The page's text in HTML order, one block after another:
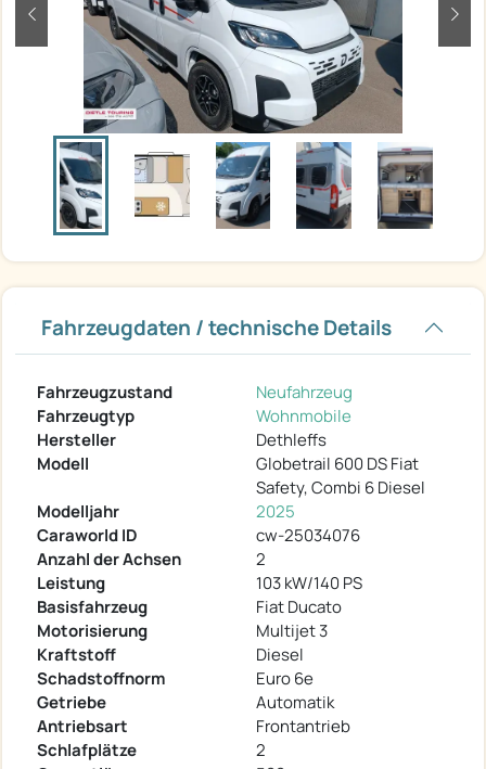
zurück
Fahrzeugdaten / technische Details
Fahrzeugzustand
Neufahrzeug
Fahrzeugtyp
Wohnmobile
Hersteller
Dethleffs
Modell
Globetrail 600 DS Fiat
Safety, Combi 6 Diesel
Modelljahr
2025
Caraworld ID
cw-25034076
Anzahl der Achsen
2
Leistung
103 kW/140 PS
Basisfahrzeug
Fiat Ducato
Motorisierung
Multijet 3
Kraftstoff
Diesel
Schadstoffnorm
Euro 6e
Getriebe
Automatik
Antriebsart
Frontantrieb
Schlafplätze
2